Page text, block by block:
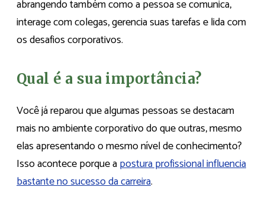
abrangendo também como a pessoa se comunica,
interage com colegas, gerencia suas tarefas e lida com
os desafios corporativos.
Qual é a sua importância?
Você já reparou que algumas pessoas se destacam
mais no ambiente corporativo do que outras, mesmo
elas apresentando o mesmo nível de conhecimento?
Isso acontece porque apostura profissional influencia
bastante no sucesso da carreira.